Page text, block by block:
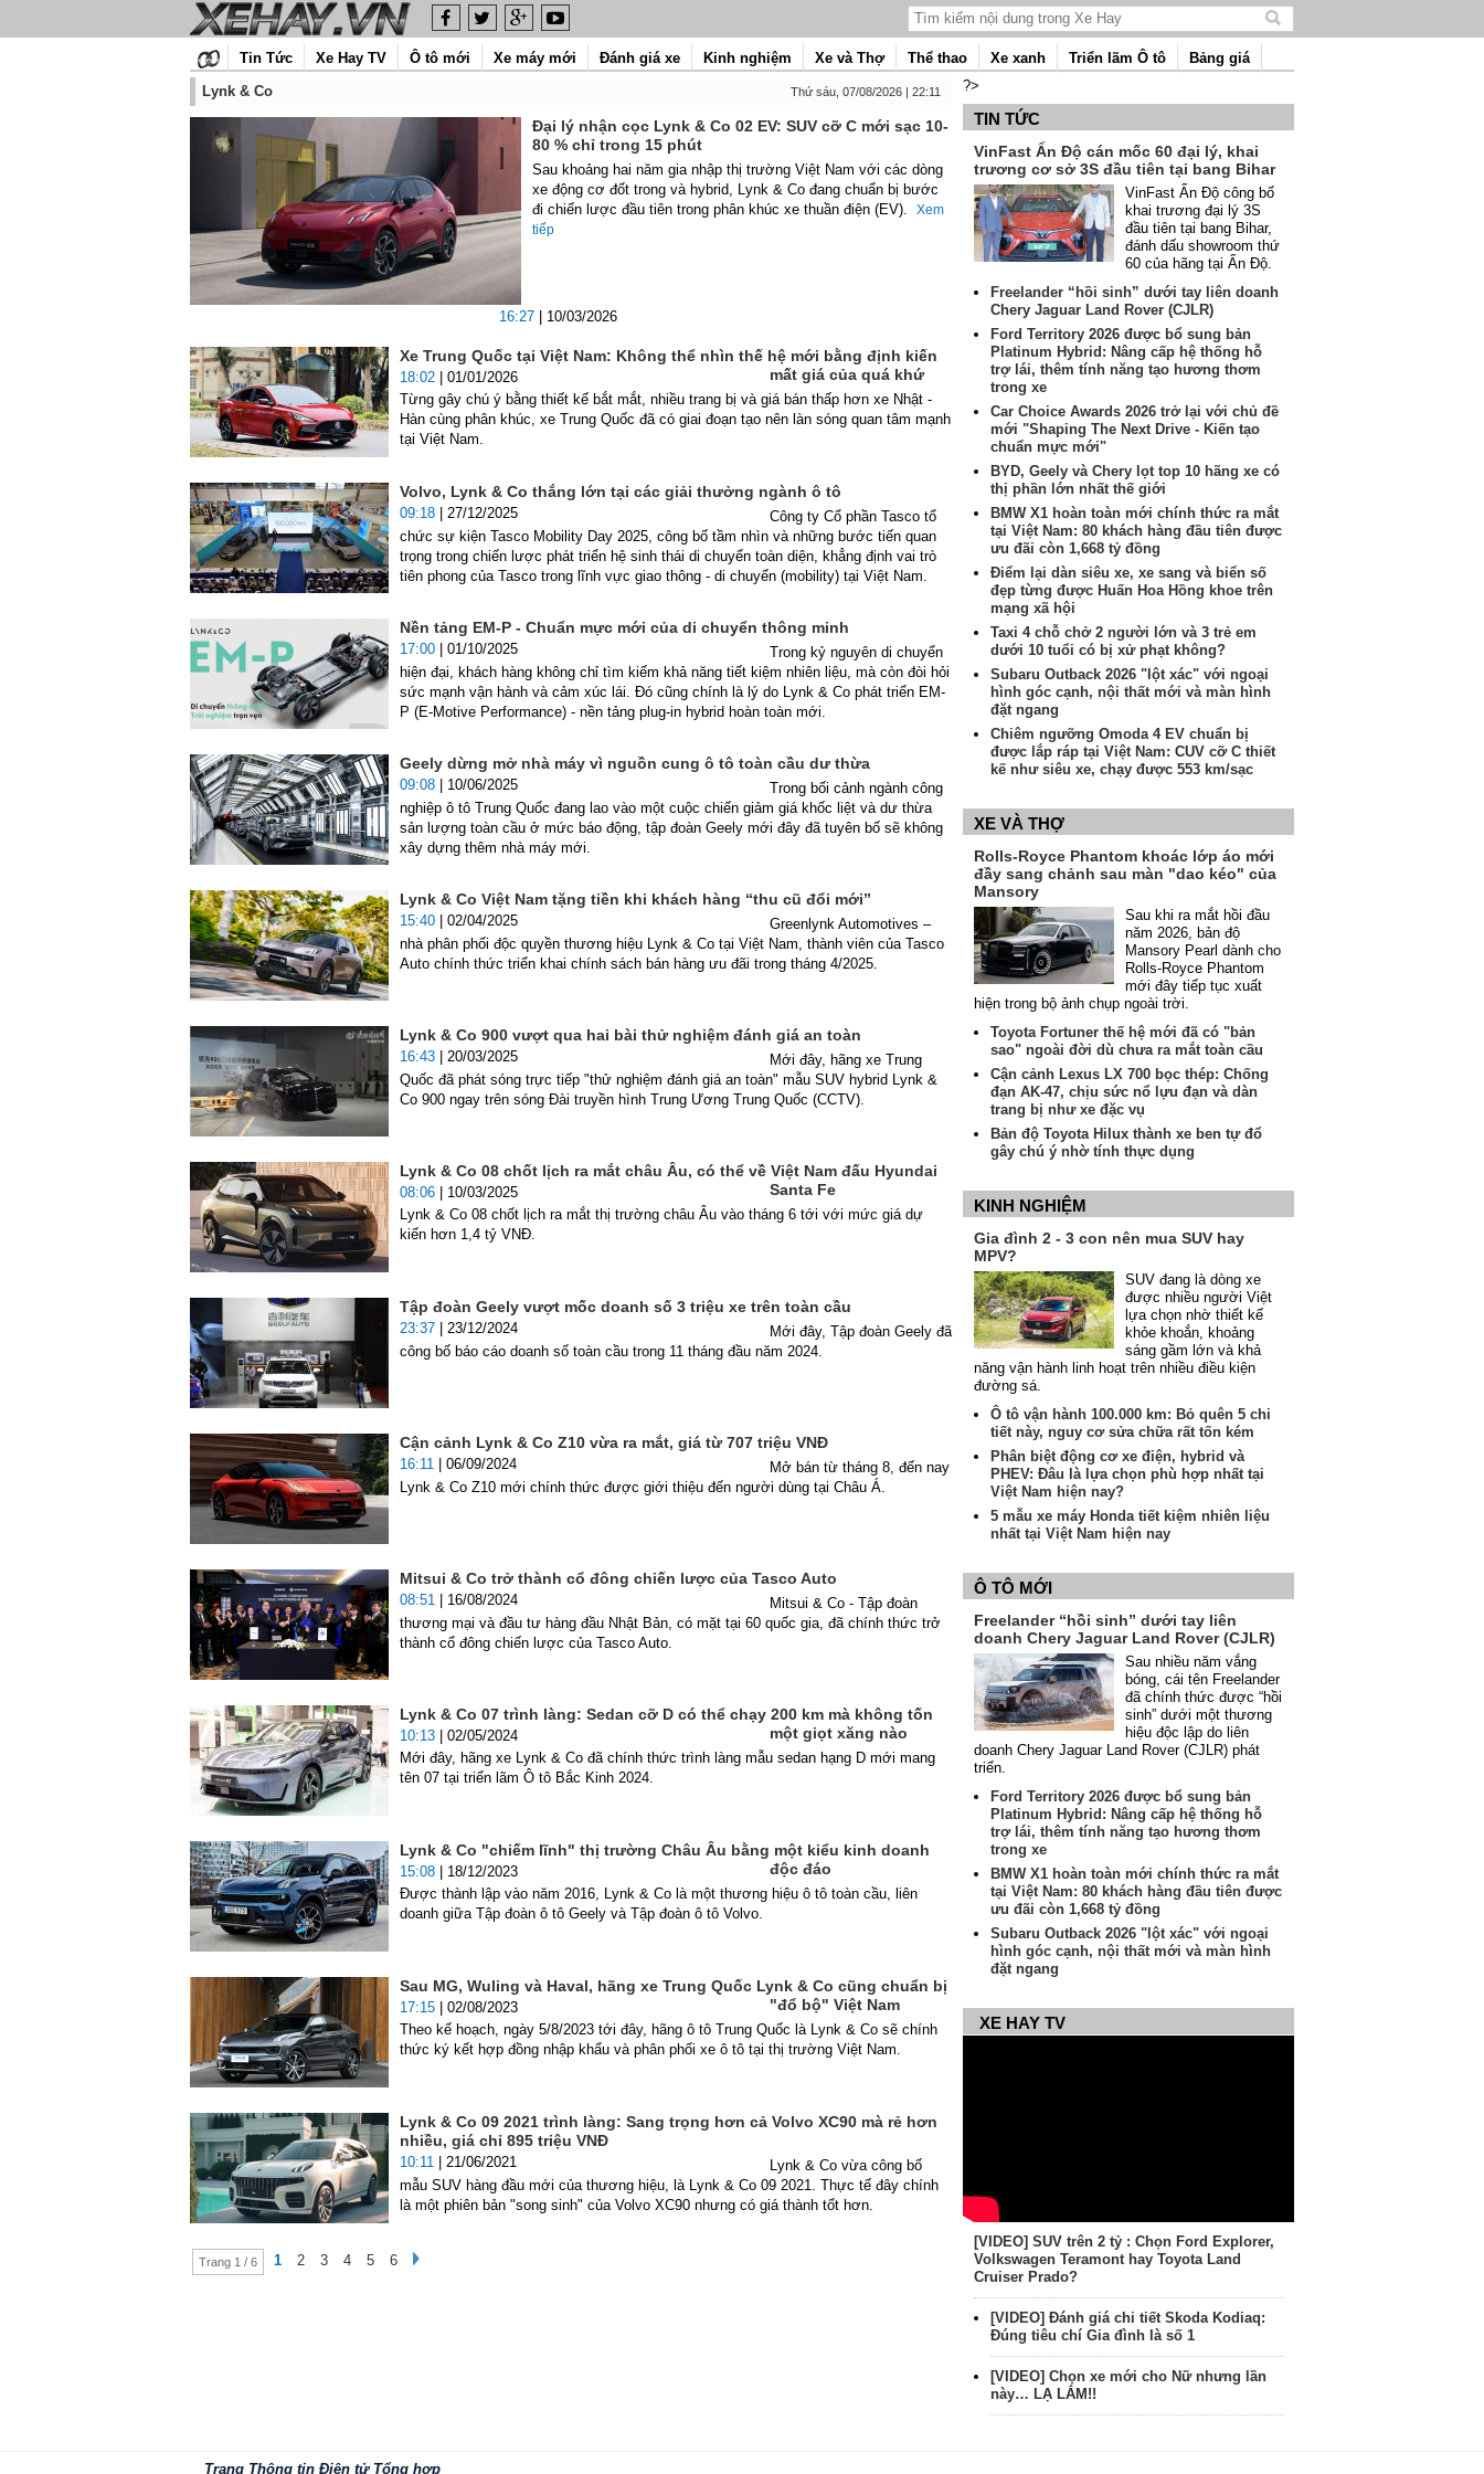
Tìm
nội
Tin Tức Xe Hay TV Ô tô mới Xe máy mới Đánh giá xe Kinh nghiệm Xe và Thợ Thể thao Xe xanh Triển lãm Ô tô
Bảng giá
Lynk & Co
Thứ sáu, 07/08/2026 | 22:11
Đại lý nhận cọc Lynk & Co 02 EV: SUV cỡ C mới sạc 10-
80 % chỉ trong 15 phút
16:27 | 10/03/2026
Sau khoảng hai năm gia nhập thị trường Việt Nam với các dòng
xe động cơ đốt trong và hybrid, Lynk & Co đang chuẩn bị bước
đi chiến lược đầu tiên trong phân khúc xe thuần điện (EV). Xem
tiếp
Xe Trung Quốc tại Việt Nam: Không thể nhìn thế hệ mới bằng định kiến
mất giá của quá khứ
18:02 | 01/01/2026
Từng gây chú ý bằng thiết kế bắt mắt, nhiều trang bị và giá bán thấp hơn xe Nhật -
Hàn cùng phân khúc, xe Trung Quốc đã có giai đoạn tạo nên làn sóng quan tâm mạnh
tại Việt Nam.
Volvo, Lynk & Co thắng lớn tại các giải thưởng ngành ô tô
09:18 | 27/12/2025
Công ty Cổ phần Tasco tổ
chức sự kiện Tasco Mobility Day 2025, công bố tầm nhìn và những bước tiến quan
trọng trong chiến lược phát triển hệ sinh thái di chuyển toàn diện, khẳng định vai trò
tiên phong của Tasco trong lĩnh vực giao thông - di chuyển (mobility) tại Việt Nam.
Nền tảng EM-P - Chuẩn mực mới của di chuyển thông minh
17:00 | 01/10/2025
Trong kỷ nguyên di chuyển
hiện đại, khách hàng không chỉ tìm kiếm khả năng tiết kiệm nhiên liệu, mà còn đòi hỏi
sức mạnh vận hành và cảm xúc lái. Đó cũng chính là lý do Lynk & Co phát triển EM-
P (E-Motive Performance) - nền tảng plug-in hybrid hoàn toàn mới.
Geely dừng mở nhà máy vì nguồn cung ô tô toàn cầu dư thừa
09:08 | 10/06/2025
Trong bối cảnh ngành công
nghiệp ô tô Trung Quốc đang lao vào một cuộc chiến giảm giá khốc liệt và dư thừa
sản lượng toàn cầu ở mức báo động, tập đoàn Geely mới đây đã tuyên bố sẽ không
xây dựng thêm nhà máy mới.
Lynk & Co Việt Nam tặng tiền khi khách hàng “thu cũ đổi mới”
15:40 | 02/04/2025
Greenlynk Automotives –
nhà phân phối độc quyền thương hiệu Lynk & Co tại Việt Nam, thành viên của Tasco
Auto chính thức triển khai chính sách bán hàng ưu đãi trong tháng 4/2025.
Lynk & Co 900 vượt qua hai bài thử nghiệm đánh giá an toàn
16:43 | 20/03/2025
Mới đây, hãng xe Trung
Quốc đã phát sóng trực tiếp "thử nghiệm đánh giá an toàn" mẫu SUV hybrid Lynk &
Co 900 ngay trên sóng Đài truyền hình Trung Ương Trung Quốc (CCTV).
Lynk & Co 08 chốt lịch ra mắt châu Âu, có thể về Việt Nam đấu Hyundai
Santa Fe
08:06 | 10/03/2025
Lynk & Co 08 chốt lịch ra mắt thị trường châu Âu vào tháng 6 tới với mức giá dự
kiến hơn 1,4 tỷ VNĐ.
Tập đoàn Geely vượt mốc doanh số 3 triệu xe trên toàn cầu
23:37 | 23/12/2024
Mới đây, Tập đoàn Geely đã
công bố báo cáo doanh số toàn cầu trong 11 tháng đầu năm 2024.
Cận cảnh Lynk & Co Z10 vừa ra mắt, giá từ 707 triệu VNĐ
16:11 | 06/09/2024
Mở bán từ tháng 8, đến nay
Lynk & Co Z10 mới chính thức được giới thiệu đến người dùng tại Châu Á.
Mitsui & Co trở thành cổ đông chiến lược của Tasco Auto
08:51 | 16/08/2024
Mitsui & Co - Tập đoàn
thương mại và đầu tư hàng đầu Nhật Bản, có mặt tại 60 quốc gia, đã chính thức trở
thành cổ đông chiến lược của Tasco Auto.
Lynk & Co 07 trình làng: Sedan cỡ D có thể chạy 200 km mà không tốn
một giọt xăng nào
10:13 | 02/05/2024
Mới đây, hãng xe Lynk & Co đã chính thức trình làng mẫu sedan hạng D mới mang
tên 07 tại triển lãm Ô tô Bắc Kinh 2024.
Lynk & Co "chiếm lĩnh" thị trường Châu Âu bằng một kiểu kinh doanh
độc đáo
15:08 | 18/12/2023
Được thành lập vào năm 2016, Lynk & Co là một thương hiệu ô tô toàn cầu, liên
doanh giữa Tập đoàn ô tô Geely và Tập đoàn ô tô Volvo.
Sau MG, Wuling và Haval, hãng xe Trung Quốc Lynk & Co cũng chuẩn bị
"đổ bộ" Việt Nam
17:15 | 02/08/2023
Theo kế hoạch, ngày 5/8/2023 tới đây, hãng ô tô Trung Quốc là Lynk & Co sẽ chính
thức ký kết hợp đồng nhập khẩu và phân phối xe ô tô tại thị trường Việt Nam.
Lynk & Co 09 2021 trình làng: Sang trọng hơn cả Volvo XC90 mà rẻ hơn
nhiều, giá chỉ 895 triệu VNĐ
10:11 | 21/06/2021
Lynk & Co vừa công bố
mẫu SUV hàng đầu mới của thương hiệu, là Lynk & Co 09 2021. Thực tế đây chính
là một phiên bản "song sinh" của Volvo XC90 nhưng có giá thành tốt hơn.
Trang 1 / 6 1 2 3 4 5 6
?>
TIN TỨC
VinFast Ấn Độ cán mốc 60 đại lý, khai
trương cơ sở 3S đầu tiên tại bang Bihar
VinFast Ấn Độ công bố
khai trương đại lý 3S
đầu tiên tại bang Bihar,
đánh dấu showroom thứ
60 của hãng tại Ấn Độ.
Freelander “hồi sinh” dưới tay liên doanh
Chery Jaguar Land Rover (CJLR)
Ford Territory 2026 được bổ sung bản
Platinum Hybrid: Nâng cấp hệ thống hỗ
trợ lái, thêm tính năng tạo hương thơm
trong xe
Car Choice Awards 2026 trở lại với chủ đề
mới "Shaping The Next Drive - Kiến tạo
chuẩn mực mới"
BYD, Geely và Chery lọt top 10 hãng xe có
thị phần lớn nhất thế giới
BMW X1 hoàn toàn mới chính thức ra mắt
tại Việt Nam: 80 khách hàng đầu tiên được
ưu đãi còn 1,668 tỷ đồng
Điểm lại dàn siêu xe, xe sang và biển số
đẹp từng được Huấn Hoa Hồng khoe trên
mạng xã hội
Taxi 4 chỗ chở 2 người lớn và 3 trẻ em
dưới 10 tuổi có bị xử phạt không?
Subaru Outback 2026 "lột xác" với ngoại
hình góc cạnh, nội thất mới và màn hình
đặt ngang
Chiêm ngưỡng Omoda 4 EV chuẩn bị
được lắp ráp tại Việt Nam: CUV cỡ C thiết
kế như siêu xe, chạy được 553 km/sạc
XE VÀ THỢ
Rolls-Royce Phantom khoác lớp áo mới
đầy sang chảnh sau màn "dao kéo" của
Mansory
Sau khi ra mắt hồi đầu
năm 2026, bản độ
Mansory Pearl dành cho
Rolls-Royce Phantom
mới đây tiếp tục xuất
hiện trong bộ ảnh chụp ngoài trời.
Toyota Fortuner thế hệ mới đã có "bản
sao" ngoài đời dù chưa ra mắt toàn cầu
Cận cảnh Lexus LX 700 bọc thép: Chống
đạn AK-47, chịu sức nổ lựu đạn và dàn
trang bị như xe đặc vụ
Bản độ Toyota Hilux thành xe ben tự đổ
gây chú ý nhờ tính thực dụng
KINH NGHIỆM
Gia đình 2 - 3 con nên mua SUV hay
MPV?
SUV đang là dòng xe
được nhiều người Việt
lựa chọn nhờ thiết kế
khỏe khoắn, khoảng
sáng gầm lớn và khả
năng vận hành linh hoạt trên nhiều điều kiện
đường sá.
Ô tô vận hành 100.000 km: Bỏ quên 5 chi
tiết này, nguy cơ sửa chữa rất tốn kém
Phân biệt động cơ xe điện, hybrid và
PHEV: Đâu là lựa chọn phù hợp nhất tại
Việt Nam hiện nay?
5 mẫu xe máy Honda tiết kiệm nhiên liệu
nhất tại Việt Nam hiện nay
Ô TÔ MỚI
Freelander “hồi sinh” dưới tay liên
doanh Chery Jaguar Land Rover (CJLR)
Sau nhiều năm vắng
bóng, cái tên Freelander
đã chính thức được “hồi
sinh” dưới một thương
hiệu độc lập do liên
doanh Chery Jaguar Land Rover (CJLR) phát
triển.
Ford Territory 2026 được bổ sung bản
Platinum Hybrid: Nâng cấp hệ thống hỗ
trợ lái, thêm tính năng tạo hương thơm
trong xe
BMW X1 hoàn toàn mới chính thức ra mắt
tại Việt Nam: 80 khách hàng đầu tiên được
ưu đãi còn 1,668 tỷ đồng
Subaru Outback 2026 "lột xác" với ngoại
hình góc cạnh, nội thất mới và màn hình
đặt ngang
XE HAY TV
[VIDEO] SUV trên 2 tỷ : Chọn Ford Explorer,
Volkswagen Teramont hay Toyota Land
Cruiser Prado?
[VIDEO] Đánh giá chi tiết Skoda Kodiaq:
Đúng tiêu chí Gia đình là số 1
[VIDEO] Chọn xe mới cho Nữ nhưng lần
này… LẠ LẮM!!
Trang Thông tin Điện tử Tổng hợp